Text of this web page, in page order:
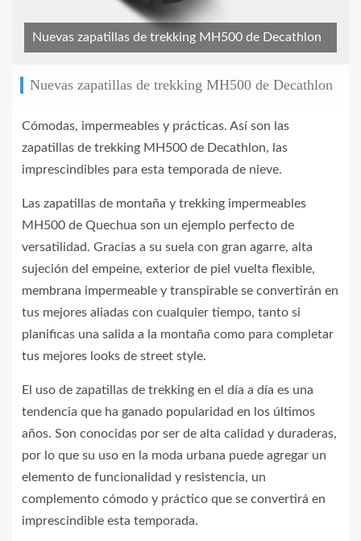
Nuevas zapatillas de trekking MH500 de Decathlon
Nuevas zapatillas de trekking MH500 de Decathlon
Cómodas, impermeables y prácticas. Así son las
zapatillas de trekking MH500 de Decathlon, las
imprescindibles para esta temporada de nieve.
Las zapatillas de montaña y trekking impermeables
MH500 de Quechua son un ejemplo perfecto de
versatilidad. Gracias a su suela con gran agarre, alta
sujeción del empeine, exterior de piel vuelta flexible,
membrana impermeable y transpirable se convertirán en
tus mejores aliadas con cualquier tiempo, tanto si
planificas una salida a la montaña como para completar
tus mejores looks de street style.
El uso de zapatillas de trekking en el día a día es una
tendencia que ha ganado popularidad en los últimos
años. Son conocidas por ser de alta calidad y duraderas,
por lo que su uso en la moda urbana puede agregar un
elemento de funcionalidad y resistencia, un
complemento cómodo y práctico que se convertirá en
imprescindible esta temporada.